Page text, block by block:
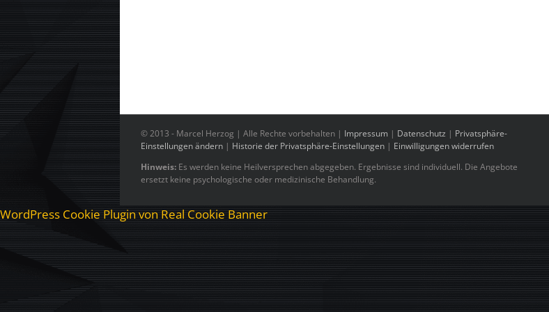
© 2013 - Marcel Herzog | Alle Rechte vorbehalten | Impressum | Datenschutz | Privatsphäre-
Einstellungen ändern | Historie der Privatsphäre-Einstellungen | Einwilligungen widerrufen
Hinweis: Es werden keine Heilversprechen abgegeben. Ergebnisse sind individuell. Die Angebote
ersetzt keine psychologische oder medizinische Behandlung.
WordPress Cookie Plugin von Real Cookie Banner